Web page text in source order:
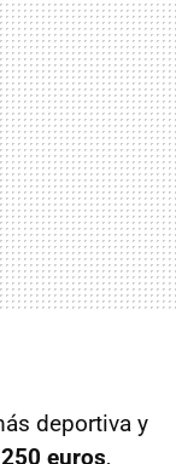
deportiva y
euros,